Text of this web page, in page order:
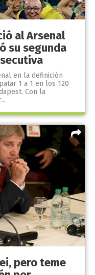
al Arsenal
su segunda
en la definición
1 a 1 en los 120
Con la
pero teme